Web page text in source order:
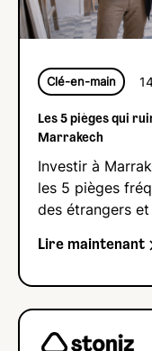
Clé-en-main
Les 5 pièges qui
Marrakech
Investir à
les 5 pièges
des étrangers
Lire maintenant